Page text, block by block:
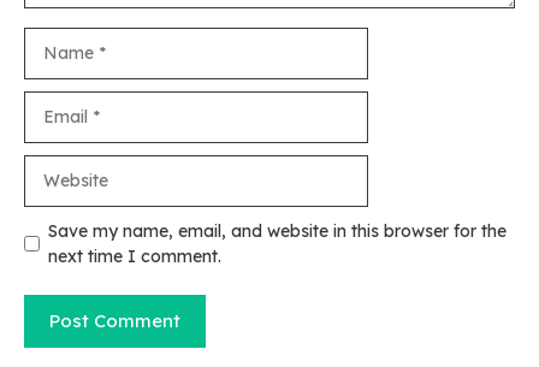
Save my name, email, and website in this browser for the
next time I comment.